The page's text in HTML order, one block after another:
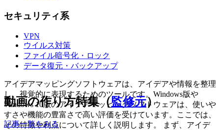
セキュリティ系
VPN
ウイルス対策
ファイル暗号化・ロック
データ復元・バックアップ
アイデアマッピングソフトウェアは、アイデアや情報を整理
し、視覚的に表現するためのツールです。Windows版や
Windows 10版のアイデアマッピングソフトウェアは、使いや
すさや機能の豊富さで高い評価を受けています。ここでは、
その特徴や利点について詳しく説明します。 まず、アイデ
動画の作り方特集（監修元）
記事一覧をみる